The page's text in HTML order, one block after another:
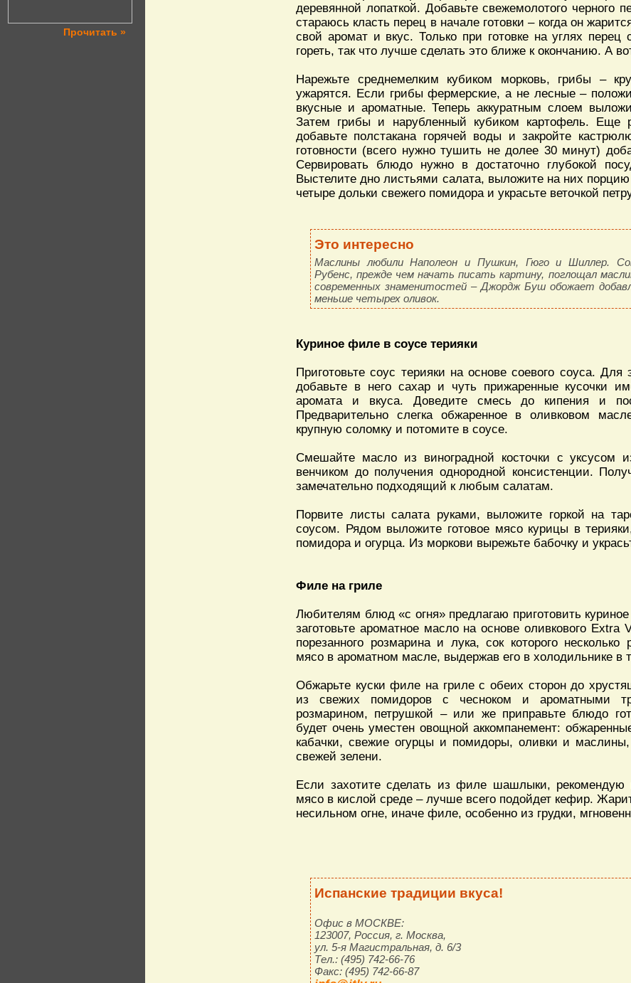
Прочитать »
деревянной лопаткой. Добавьте свежемолотого черного
стараюсь класть перец в начале готовки – когда он
свой аромат и вкус. Только при готовке на углях
гореть, так что лучше сделать это ближе к окончанию. А
Нарежьте среднемелким кубиком морковь, грибы –
ужарятся. Если грибы фермерские, а не лесные –
вкусные и ароматные. Теперь аккуратным слоем
Затем грибы и нарубленный кубиком картофель. Еще
добавьте полстакана горячей воды и закройте
готовности (всего нужно тушить не долее 30 минут)
Сервировать блюдо нужно в достаточно глубокой
Выстелите дно листьями салата, выложите на них порцию
четыре дольки свежего помидора и украсьте веточкой
Это интересно
Маслины любили Наполеон и Пушкин, Гюго и Шиллер.
Рубенс, прежде чем начать писать картину, поглощал
современных знаменитостей – Джордж Буш обожает
меньше четырех оливок.
Куриное филе в соусе терияки
Приготовьте соус терияки на основе соевого соуса. Для
добавьте в него сахар и чуть прижаренные кусочки
аромата и вкуса. Доведите смесь до кипения и
Предварительно слегка обжаренное в оливковом
крупную соломку и потомите в соусе.
Смешайте масло из виноградной косточки с уксусом
венчиком до получения однородной консистенции.
замечательно подходящий к любым салатам.
Порвите листы салата руками, выложите горкой на
соусом. Рядом выложите готовое мясо курицы в
помидора и огурца. Из моркови вырежьте бабочку и
Филе на гриле
Любителям блюд «с огня» предлагаю приготовить
заготовьте ароматное масло на основе оливкового Extra
порезанного розмарина и лука, сок которого
мясо в ароматном масле, выдержав его в холодильнике в
Обжарьте куски филе на гриле с обеих сторон до
из свежих помидоров с чесноком и ароматными
розмарином, петрушкой – или же приправьте блюдо
будет очень уместен овощной аккомпанемент:
кабачки, свежие огурцы и помидоры, оливки и маслины,
свежей зелени.
Если захотите сделать из филе шашлыки, рекомендую
мясо в кислой среде – лучше всего подойдет кефир.
несильном огне, иначе филе, особенно из грудки,
Испанские традиции вкуса!
Офис в МОСКВЕ:
123007, Россия, г. Москва,
ул. 5-я Магистральная, д. 6/3
Тел.: (495) 742-66-76
Факс: (495) 742-66-87